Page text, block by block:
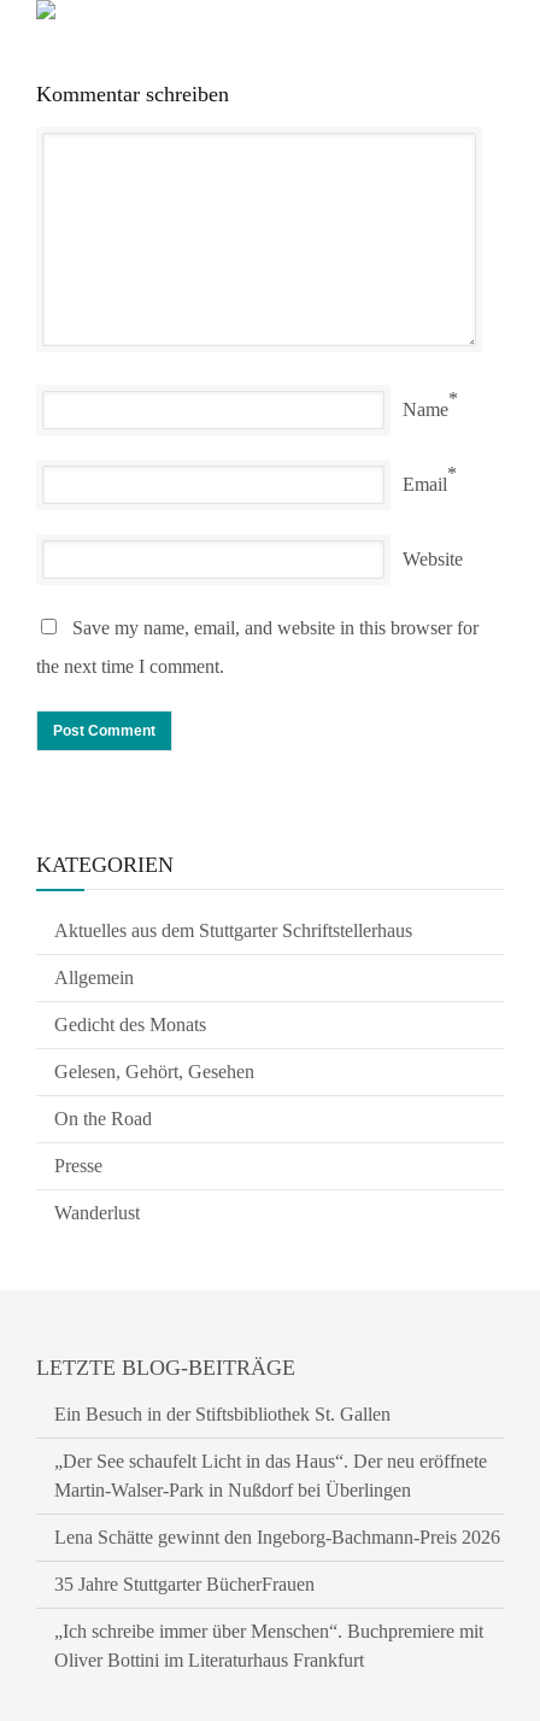
Kommentar schreiben
Name
*
Email
*
Website
Save my name, email, and website in this browser for
the next time I comment.
KATEGORIEN
Aktuelles aus dem Stuttgarter Schriftstellerhaus
Allgemein
Gedicht des Monats
Gelesen, Gehört, Gesehen
On the Road
Presse
Wanderlust
LETZTE BLOG-BEITRÄGE
Ein Besuch in der Stiftsbibliothek St. Gallen
„Der See schaufelt Licht in das Haus“. Der neu eröffnete
Martin-Walser-Park in Nußdorf bei Überlingen
Lena Schätte gewinnt den Ingeborg-Bachmann-Preis 2026
35 Jahre Stuttgarter BücherFrauen
„Ich schreibe immer über Menschen“. Buchpremiere mit
Oliver Bottini im Literaturhaus Frankfurt